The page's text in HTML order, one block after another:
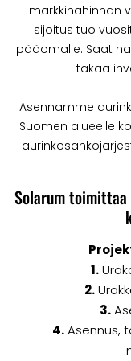
markkinahinnan
sijoitus tuo
pääomalle. Saat
takaa
Asennamme
Suomen alueelle
Solarum
1.
2.
3.
4.Asennus,